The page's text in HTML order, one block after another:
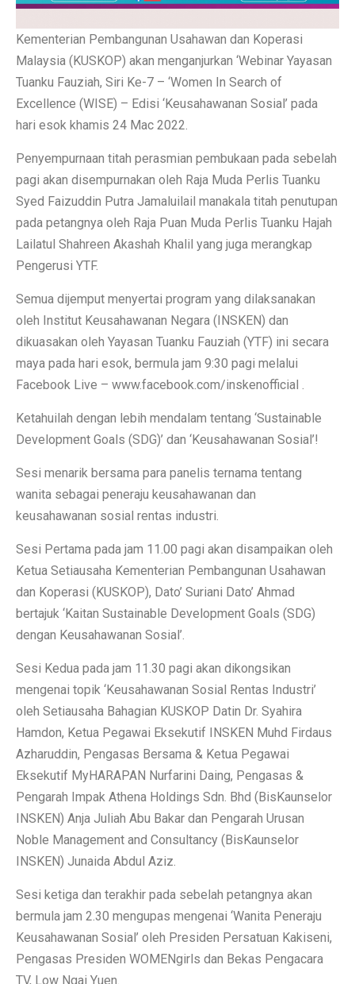
Kementerian Pembangunan Usahawan dan Koperasi
Malaysia (KUSKOP) akan menganjurkan ‘Webinar Yayasan
Tuanku Fauziah, Siri Ke-7 – ‘Women In Search of
Excellence (WISE) – Edisi ‘Keusahawanan Sosial’ pada
hari esok khamis 24 Mac 2022.
Penyempurnaan titah perasmian pembukaan pada sebelah
pagi akan disempurnakan oleh Raja Muda Perlis Tuanku
Syed Faizuddin Putra Jamaluilail manakala titah penutupan
pada petangnya oleh Raja Puan Muda Perlis Tuanku Hajah
Lailatul Shahreen Akashah Khalil yang juga merangkap
Pengerusi YTF.
Semua dijemput menyertai program yang dilaksanakan
oleh Institut Keusahawanan Negara (INSKEN) dan
dikuasakan oleh Yayasan Tuanku Fauziah (YTF) ini secara
maya pada hari esok, bermula jam 9:30 pagi melalui
Facebook Live – www.facebook.com/inskenofficial .
Ketahuilah dengan lebih mendalam tentang ‘Sustainable
Development Goals (SDG)’ dan ‘Keusahawanan Sosial’!
Sesi menarik bersama para panelis ternama tentang
wanita sebagai peneraju keusahawanan dan
keusahawanan sosial rentas industri.
Sesi Pertama pada jam 11.00 pagi akan disampaikan oleh
Ketua Setiausaha Kementerian Pembangunan Usahawan
dan Koperasi (KUSKOP), Dato’ Suriani Dato’ Ahmad
bertajuk ‘Kaitan Sustainable Development Goals (SDG)
dengan Keusahawanan Sosial’.
Sesi Kedua pada jam 11.30 pagi akan dikongsikan
mengenai topik ‘Keusahawanan Sosial Rentas Industri’
oleh Setiausaha Bahagian KUSKOP Datin Dr. Syahira
Hamdon, Ketua Pegawai Eksekutif INSKEN Muhd Firdaus
Azharuddin, Pengasas Bersama & Ketua Pegawai
Eksekutif MyHARAPAN Nurfarini Daing, Pengasas &
Pengarah Impak Athena Holdings Sdn. Bhd (BisKaunselor
INSKEN) Anja Juliah Abu Bakar dan Pengarah Urusan
Noble Management and Consultancy (BisKaunselor
INSKEN) Junaida Abdul Aziz.
Sesi ketiga dan terakhir pada sebelah petangnya akan
bermula jam 2.30 mengupas mengenai ‘Wanita Peneraju
Keusahawanan Sosial’ oleh Presiden Persatuan Kakiseni,
Pengasas Presiden WOMENgirls dan Bekas Pengacara
TV, Low Ngai Yuen.